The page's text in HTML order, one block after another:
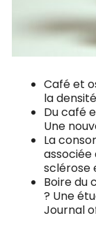
Café et
la
Du café
Une
La
associée
sclérose
Boire du
? Une
Journal